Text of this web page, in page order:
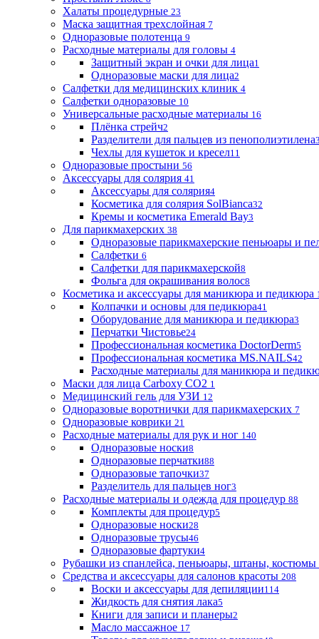
Халаты процедурные 23
Маска защитная трехслойная 7
Одноразовые полотенца 9
Расходные материалы для головы 4
Защитный экран и очки для лица1
Одноразовые маски для лица2
Салфетки для медицинских клиник 4
Салфетки одноразовые 10
Универсальные расходные материалы 16
Плёнка стрейч2
Разделители для пальцев из пенополиэтилена3
Чехлы для кушеток и кресел11
Одноразовые простыни 56
Аксессуары для солярия 41
Аксессуары для солярия4
Косметика для солярия SolBianca32
Кремы и косметика Emerald Bay3
Для парикмахерских 38
Одноразовые парикмахерские пеньюары и
Салфетки 6
Салфетки для парикмахерской8
Фольга для окрашивания волос8
Косметика и аксессуары для маникюра и педикюра
Колпачки и основы для педикюра41
Оборудование для маникюра и педикюра3
Перчатки Чистовье24
Профессиональная косметика DoctorDerm5
Профессиональная косметика MS.NAILS42
Расходные материалы для маникюра и
Маски для лица Carboxy CO2 1
Медицинский гель для УЗИ 12
Одноразовые воротнички для парикмахерских 7
Одноразовые коврики 21
Расходные материалы для рук и ног 140
Одноразовые носки8
Одноразовые перчатки88
Одноразовые тапочки37
Разделитель для пальцев ног3
Расходные материалы и одежда для процедур 88
Комплекты для процедур5
Одноразовые носки28
Одноразовые трусы46
Одноразовые фартуки4
Рубашки из спанлейса, пеньюары, штаны, костюмы
Средства и аксессуары для салонов красоты 208
Воски и аксессуары для депиляции114
Жидкость для снятия лака5
Книги для записи и планеры2
Масло массажное 17